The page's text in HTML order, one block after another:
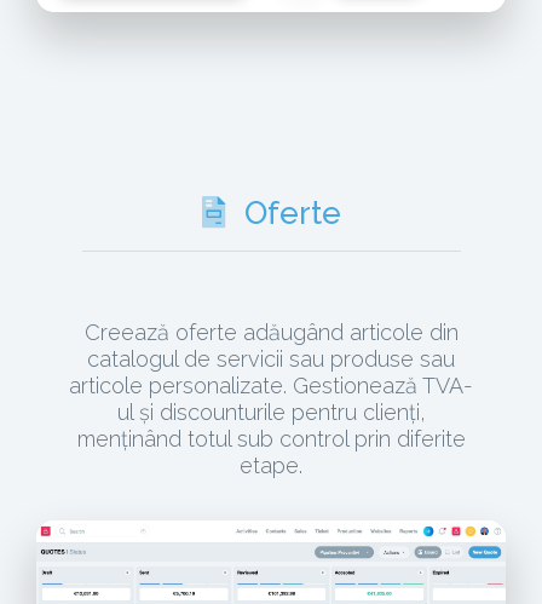
Oferte
Creează oferte adăugând articole din
catalogul de servicii sau produse sau
articole personalizate. Gestionează TVA-
ul și discounturile pentru clienți,
menținând totul sub control prin diferite
etape.